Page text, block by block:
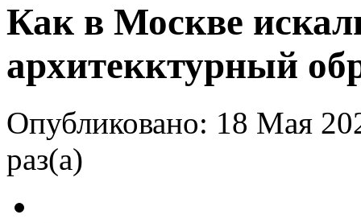
Как в Москве
архитекктурный
Опубликовано: 18 Мая
раз(а)